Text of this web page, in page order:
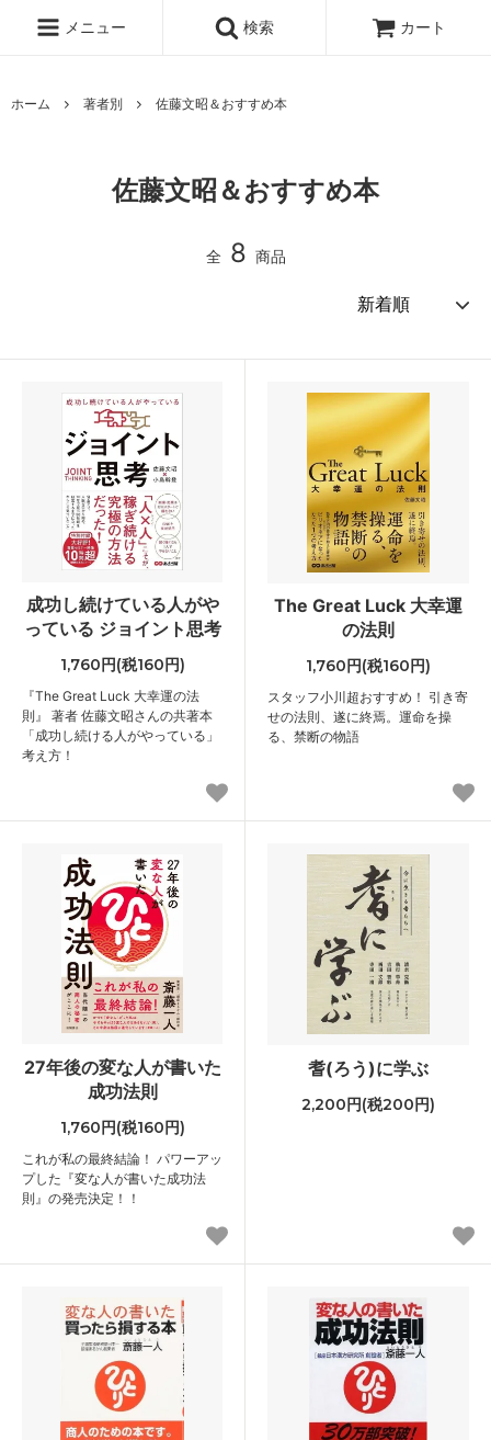
メニュー 検索 カート
ホーム 著者別 佐藤文昭＆おすすめ本
佐藤文昭＆おすすめ本
全 8 商品
成功し続けている人がや
っている ジョイント思考
1,760円(税160円)
『The Great Luck 大幸運の法
則』 著者 佐藤文昭さんの共著本
「成功し続ける人がやっている」
考え方！
The Great Luck 大幸運
の法則
1,760円(税160円)
スタッフ小川超おすすめ！ 引き寄
せの法則、遂に終焉。運命を操
る、禁断の物語
27年後の変な人が書いた
成功法則
1,760円(税160円)
これが私の最終結論！ パワーアッ
プした『変な人が書いた成功法
則』の発売決定！！
耆(ろう)に学ぶ
2,200円(税200円)